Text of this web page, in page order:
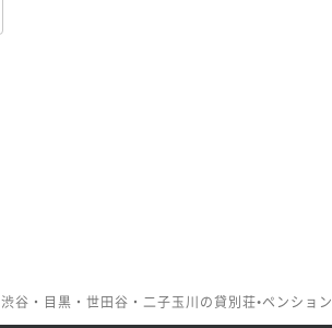
渋谷・目黒・世田谷・二子玉川の貸別荘•ペンション